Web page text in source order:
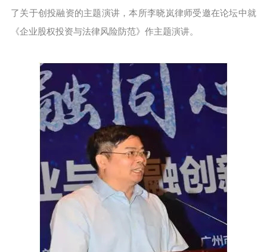
了关于创投融资的主题演讲，本所李晓岚律师受邀在论坛中就
《企业股权投资与法律风险防范》作主题演讲。